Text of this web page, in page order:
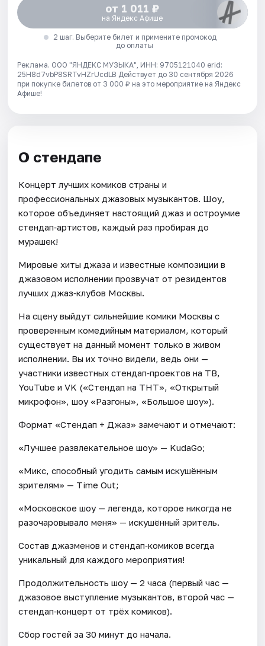
от 1 011 ₽
на Яндекс Афише
2 шаг. Выберите билет и примените промокод
до оплаты
Реклама. ООО "ЯНДЕКС МУЗЫКА", ИНН: 9705121040 erid:
25H8d7vbP8SRTvHZrUcdLB Действует до 30 сентября 2026
при покупке билетов от 3 000 ₽ на это мероприятие на Яндекс
Афише!
О стендапе
Концерт лучших комиков страны и
профессиональных джазовых музыкантов. Шоу,
которое объединяет настоящий джаз и остроумие
стендап‑артистов, каждый раз пробирая до
мурашек!
Мировые хиты джаза и известные композиции в
джазовом исполнении прозвучат от резидентов
лучших джаз‑клубов Москвы.
На сцену выйдут сильнейшие комики Москвы с
проверенным комедийным материалом, который
существует на данный момент только в живом
исполнении. Вы их точно видели, ведь они —
участники известных стендап‑проектов на ТВ,
YouTube и VK («Стендап на ТНТ», «Открытый
микрофон», шоу «Разгоны», «Большое шоу»).
Формат «Стендап + Джаз» замечают и отмечают:
«Лучшее развлекательное шоу» — KudaGo;
«Микс, способный угодить самым искушённым
зрителям» — Time Out;
«Московское шоу — легенда, которое никогда не
разочаровывало меня» — искушённый зритель.
Состав джазменов и стендап‑комиков всегда
уникальный для каждого мероприятия!
Продолжительность шоу — 2 часа (первый час —
джазовое выступление музыкантов, второй час —
стендап‑концерт от трёх комиков).
Сбор гостей за 30 минут до начала.